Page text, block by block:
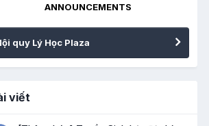
ANNOUNCEMENTS
quy Lý Học Plaza
viết